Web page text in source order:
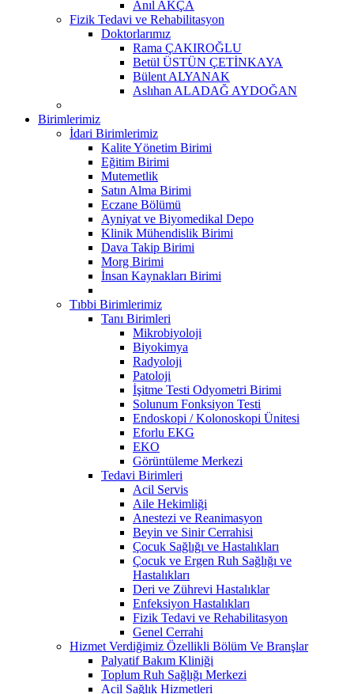
Anıl AKÇA
Fizik Tedavi ve Rehabilitasyon
Doktorlarımız
Rama ÇAKIROĞLU
Betül ÜSTÜN ÇETİNKAYA
Bülent ALYANAK
Aslıhan ALADAĞ AYDOĞAN
Birimlerimiz
İdari Birimlerimiz
Kalite Yönetim Birimi
Eğitim Birimi
Mutemetlik
Satın Alma Birimi
Eczane Bölümü
Ayniyat ve Biyomedikal Depo
Klinik Mühendislik Birimi
Dava Takip Birimi
Morg Birimi
İnsan Kaynakları Birimi
Tıbbi Birimlerimiz
Tanı Birimleri
Mikrobiyoloji
Biyokimya
Radyoloji
Patoloji
İşitme Testi Odyometri Birimi
Solunum Fonksiyon Testi
Endoskopi / Kolonoskopi Ünitesi
Eforlu EKG
EKO
Görüntüleme Merkezi
Tedavi Birimleri
Acil Servis
Aile Hekimliği
Anestezi ve Reanimasyon
Beyin ve Sinir Cerrahisi
Çocuk Sağlığı ve Hastalıkları
Çocuk ve Ergen Ruh Sağlığı ve
Hastalıkları
Deri ve Zührevi Hastalıklar
Enfeksiyon Hastalıkları
Fizik Tedavi ve Rehabilitasyon
Genel Cerrahi
Hizmet Verdiğimiz Özellikli Bölüm Ve Branşlar
Palyatif Bakım Kliniği
Toplum Ruh Sağlığı Merkezi
Acil Sağlık Hizmetleri